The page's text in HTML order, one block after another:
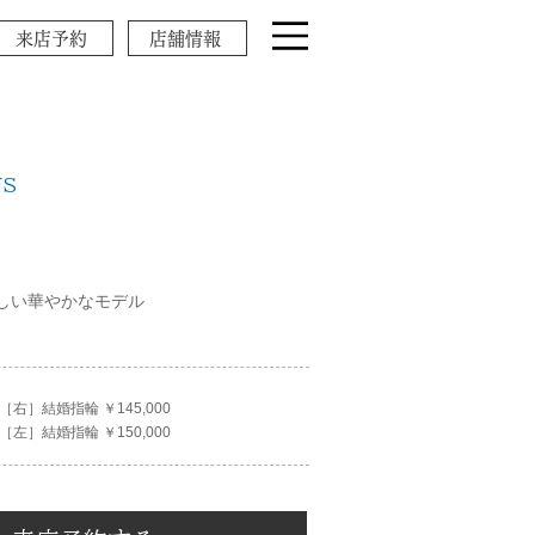
来店予約 店舗情報
い華やかなモデル
［右］結婚指輪 ￥145,000
［左］結婚指輪 ￥150,000